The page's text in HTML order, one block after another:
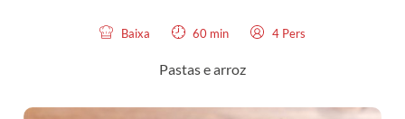
Baixa 60 min 4 Pers
Pastas e arroz